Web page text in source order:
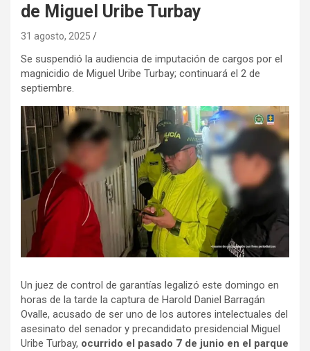
de Miguel Uribe Turbay
31 agosto, 2025
Se suspendió la audiencia de imputación de cargos por el
magnicidio de Miguel Uribe Turbay; continuará el 2 de
septiembre.
Un juez de control de garantías legalizó este domingo en
horas de la tarde la captura de Harold Daniel Barragán
Ovalle, acusado de ser uno de los autores intelectuales del
asesinato del senador y precandidato presidencial Miguel
Uribe Turbay, ocurrido el pasado 7 de junio en el parque